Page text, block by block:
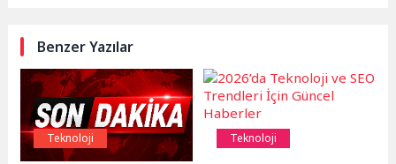
Benzer Yazılar
Teknoloji Teknoloji